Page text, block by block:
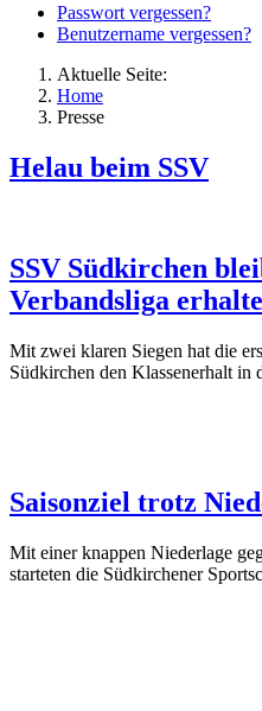
Passwort vergessen?
Benutzername vergessen?
Aktuelle Seite:
Home
Presse
Helau beim SSV
SSV Südkirchen
Verbandsliga
Mit zwei klaren Siegen hat die
Südkirchen den Klassenerhalt in
Saisonziel trotz
Mit einer knappen Niederlage
starteten die Südkirchener